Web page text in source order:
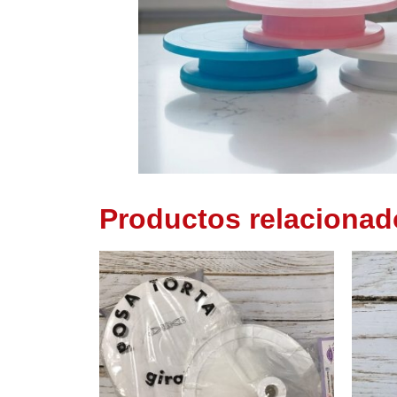
Productos